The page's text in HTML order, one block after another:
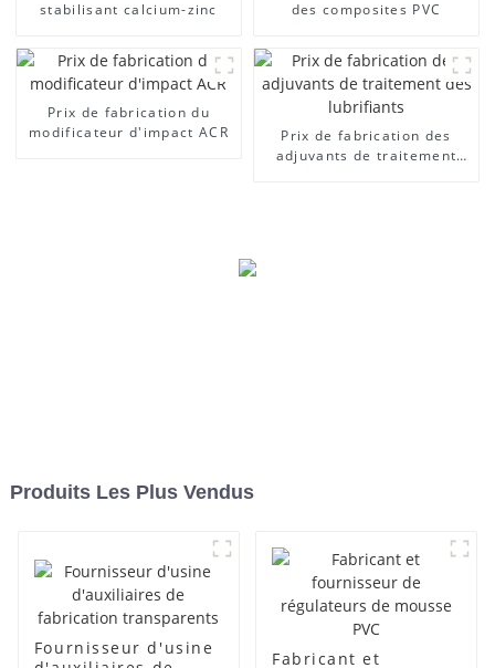
stabilisant calcium-zinc
des composites PVC
Prix ​​de fabrication du
modificateur d'impact ACR
Prix ​​de fabrication des
adjuvants de traitement
Produits Les Plus Vendus
Fournisseur d'usine
Fabricant et